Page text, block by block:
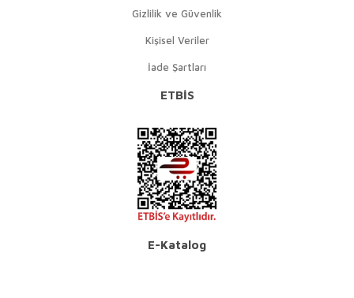
Gizlilik ve Güvenlik
Kişisel Veriler
İade Şartları
ETBİS
E-Katalog